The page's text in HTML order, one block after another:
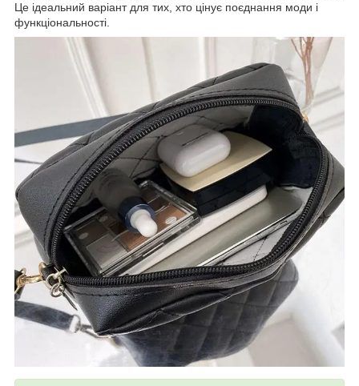
Це ідеальний варіант для тих, хто цінує поєднання моди і
функціональності.